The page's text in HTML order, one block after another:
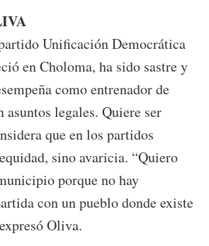
Unificación Democrática
en Choloma, ha sido sastre y
como entrenador de
legales. Quiere ser
que en los partidos
sino avaricia. “Quiero
porque no hay
con un pueblo donde existe
Oliva.